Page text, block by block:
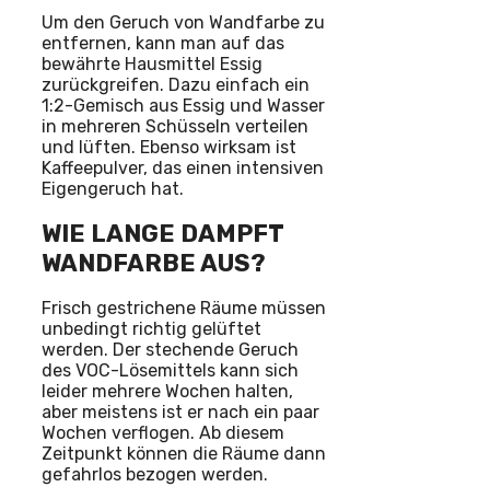
Um den Geruch von Wandfarbe zu
entfernen, kann man auf das
bewährte Hausmittel Essig
zurückgreifen. Dazu einfach ein
1:2-Gemisch aus Essig und Wasser
in mehreren Schüsseln verteilen
und lüften. Ebenso wirksam ist
Kaffeepulver, das einen intensiven
Eigengeruch hat.
WIE LANGE DAMPFT
WANDFARBE AUS?
Frisch gestrichene Räume müssen
unbedingt richtig gelüftet
werden. Der stechende Geruch
des VOC-Lösemittels kann sich
leider mehrere Wochen halten,
aber meistens ist er nach ein paar
Wochen verflogen. Ab diesem
Zeitpunkt können die Räume dann
gefahrlos bezogen werden.